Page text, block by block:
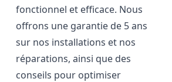
fonctionnel et efficace. Nous
offrons une garantie de 5 ans
sur nos installations et nos
réparations, ainsi que des
conseils pour optimiser